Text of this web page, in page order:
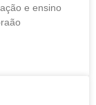
e ensino